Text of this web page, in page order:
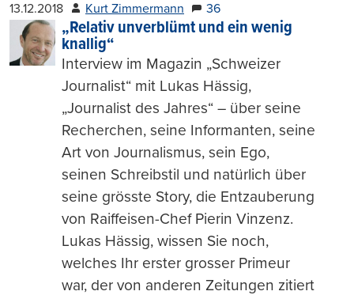
13.12.2018 Kurt Zimmermann 36
„Relativ unverblümt und ein wenig
knallig“
Interview im Magazin „Schweizer
Journalist“ mit Lukas Hässig,
„Journalist des Jahres“ – über seine
Recherchen, seine Informanten, seine
Art von Journalismus, sein Ego,
seinen Schreibstil und natürlich über
seine grösste Story, die Entzauberung
von Raiffeisen-Chef Pierin Vinzenz.
Lukas Hässig, wissen Sie noch,
welches Ihr erster grosser Primeur
war, der von anderen Zeitungen zitiert